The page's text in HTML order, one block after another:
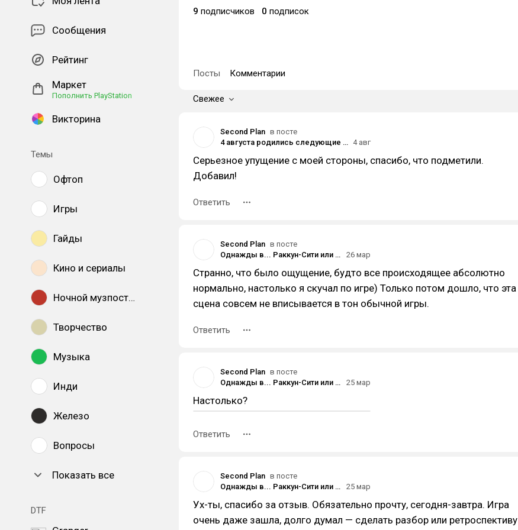
Сообщения
Рейтинг
Маркет
Пополнить PlayStation
Викторина
Темы
Офтоп
Игры
Гайды
Кино и сериалы
Ночной музпостинг
Творчество
Музыка
Инди
Железо
Вопросы
Показать все
DTF
9 подписчиков 0 подписок
Посты Комментарии
Свежее
Second Plan в посте
4 августа родились следующие деятели кино: 4 авг
Серьезное упущение с моей стороны, спасибо, что подметили.
Добавил!
Ответить
Second Plan в посте
Однажды в... Раккун-Сити или REqUIEM по мечте [Обзор RE:9]
26 мар
Странно, что было ощущение, будто все происходящее абсолютно
нормально, настолько я скучал по игре) Только потом дошло, что эта
сцена совсем не вписывается в тон обычной игры.
Ответить
Second Plan в посте
Однажды в... Раккун-Сити или REqUIEM по мечте [Обзор RE:9]
25 мар
Настолько?
Ответить
Second Plan в посте
Однажды в... Раккун-Сити или REqUIEM по мечте [Обзор RE:9]
25 мар
Ух-ты, спасибо за отзыв. Обязательно прочту, сегодня-завтра. Игра
очень даже зашла, долго думал — сделать разбор или ретроспективу